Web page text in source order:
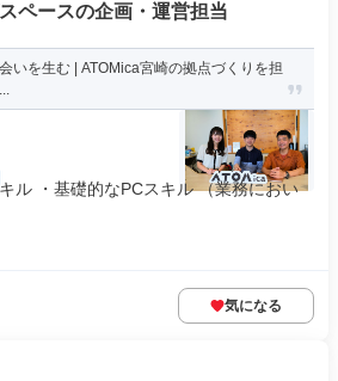
ペースの企画・運営担当
いを生む | ATOMica宮崎の拠点づくりを担
ル ・基礎的なPCスキル （業務におい
気になる